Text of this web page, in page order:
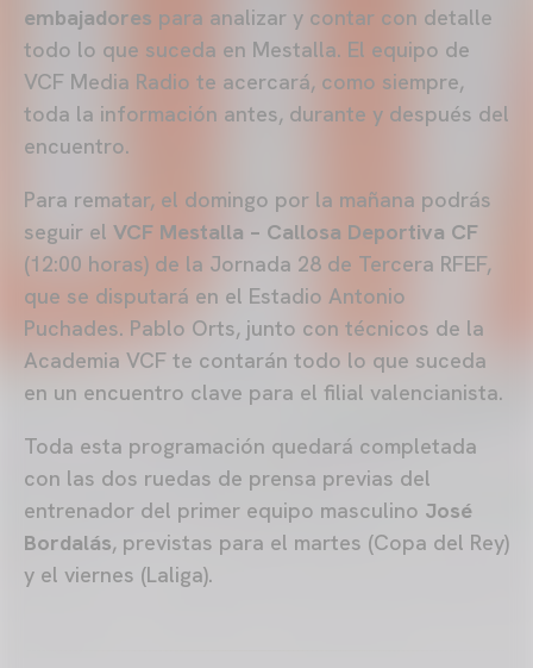
embajadores para analizar y contar con detalle
todo lo que suceda en Mestalla. El equipo de
VCF Media Radio te acercará, como siempre,
toda la información antes, durante y después del
encuentro.
Para rematar, el domingo por la mañana podrás
seguir el VCF Mestalla – Callosa Deportiva CF
(12:00 horas) de la Jornada 28 de Tercera RFEF,
que se disputará en el Estadio Antonio
Puchades. Pablo Orts, junto con técnicos de la
Academia VCF te contarán todo lo que suceda
en un encuentro clave para el filial valencianista.
Toda esta programación quedará completada
con las dos ruedas de prensa previas del
entrenador del primer equipo masculino José
Bordalás, previstas para el martes (Copa del Rey)
y el viernes (Laliga).